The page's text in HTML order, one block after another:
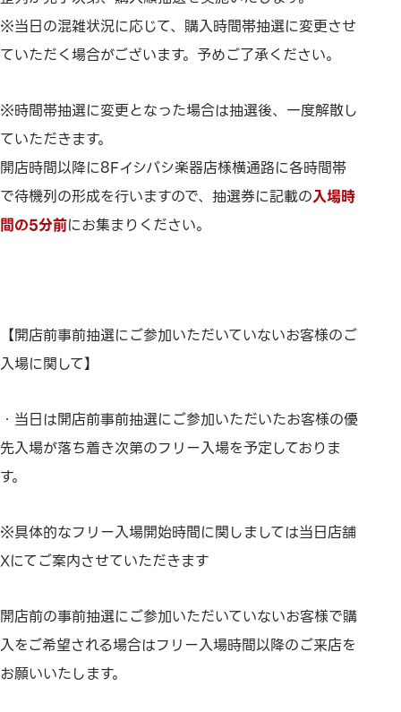
※当日の混雑状況に応じて、購入時間帯抽選に変更させ
ていただく場合がございます。予めご了承ください。
※時間帯抽選に変更となった場合は抽選後、一度解散し
ていただきます。
開店時間以降に8Fイシバシ楽器店様横通路に各時間帯
で待機列の形成を行いますので、抽選券に記載の入場時
間の5分前にお集まりください。
【開店前事前抽選にご参加いただいていないお客様のご
入場に関して】
・当日は開店前事前抽選にご参加いただいたお客様の優
先入場が落ち着き次第のフリー入場を予定しておりま
す。
※具体的なフリー入場開始時間に関しましては当日店舗
Xにてご案内させていただきます
開店前の事前抽選にご参加いただいていないお客様で購
入をご希望される場合はフリー入場時間以降のご来店を
お願いいたします。